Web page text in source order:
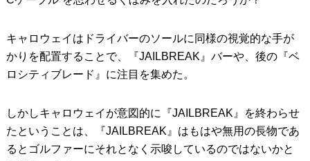
キャロウェイはドライバーのソールに同様の視覚的な手が
かりを配置することで、『JAILBREAK』バーや、後の『ベ
ロシティブレード』に注目を集めた。
しかしキャロウェイが意図的に『JAILBREAK』を終わらせ
たということは、『JAILBREAK』はもはや無用の長物であ
るとゴルファーにそれとなく示唆しているのではないかと